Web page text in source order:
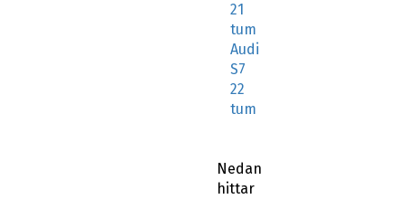
21
tum
Audi
S7
22
tum
Nedan
hittar